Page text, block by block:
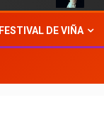
FESTIVAL DE VIÑA